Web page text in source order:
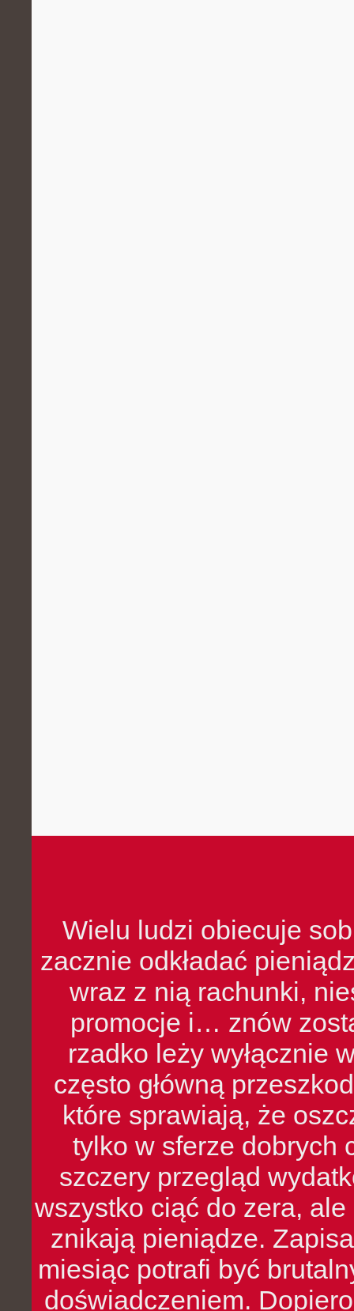
Wielu ludzi obiecuje
zacznie odkładać
wraz z nią rachunki,
promocje i… znów
rzadko leży wyłącznie
często główną
które sprawiają, że
tylko w sferze dobrych
szczery przegląd
wszystko ciąć do zera,
znikają pieniądze.
miesiąc potrafi być
doświadczeniem.